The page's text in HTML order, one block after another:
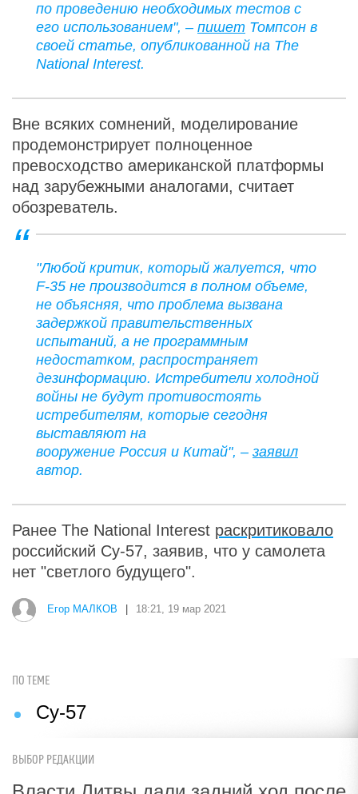
по проведению необходимых тестов с
его использованием", – пишет Томпсон в
своей статье, опубликованной на The
National Interest.
Вне всяких сомнений, моделирование
продемонстрирует полноценное
превосходство американской платформы
над зарубежными аналогами, считает
обозреватель.
"Любой критик, который жалуется, что
F-35 не производится в полном объеме,
не объясняя, что проблема вызвана
задержкой правительственных
испытаний, а не программным
недостатком, распространяет
дезинформацию. Истребители холодной
войны не будут противостоять
истребителям, которые сегодня
выставляют на
вооружение Россия и Китай", – заявил
автор.
Ранее The National Interest раскритиковало
российский Су-57, заявив, что у самолета
нет "светлого будущего".
Егор МАЛКОВ 18:21, 19 мар 2021
ПО ТЕМЕ
Су-57
ВЫБОР РЕДАКЦИИ